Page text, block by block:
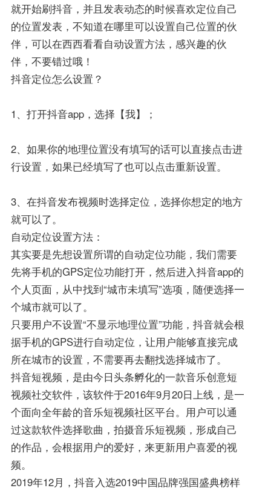
就开始刷抖音，并且发表动态的时候喜欢定位自己
的位置发表，不知道在哪里可以设置自己位置的伙
伴，可以在西西看看自动设置方法，感兴趣的伙
伴，不要错过哦！
抖音定位怎么设置？
1、打开抖音app，选择【我】；
2、如果你的地理位置没有填写的话可以直接点击进
行设置，如果已经填写了也可以点击重新设置。
3、在抖音发布视频时选择定位，选择你想定的地方
就可以了。
自动定位设置方法：
其实要是先想设置所谓的自动定位功能，我们需要
先将手机的GPS定位功能打开，然后进入抖音app的
个人页面，从中找到“城市未填写”选项，随便选择一
个城市就可以了。
只要用户不设置“不显示地理位置”功能，抖音就会根
据手机的GPS进行自动定位，让用户能够直接完成
所在城市的设置，不需要再去翻找选择城市了。
抖音短视频，是由今日头条孵化的一款音乐创意短
视频社交软件，该软件于2016年9月20日上线，是一
个面向全年龄的音乐短视频社区平台。用户可以通
过这款软件选择歌曲，拍摄音乐短视频，形成自己
的作品，会根据用户的爱好，来更新用户喜爱的视
频。
2019年12月，抖音入选2019中国品牌强国盛典榜样